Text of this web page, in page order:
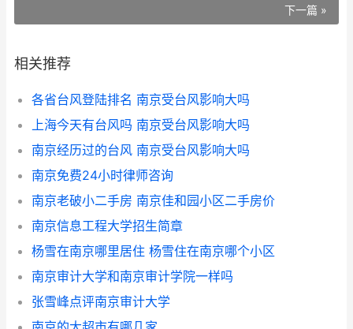
下一篇 »
相关推荐
各省台风登陆排名 南京受台风影响大吗
上海今天有台风吗 南京受台风影响大吗
南京经历过的台风 南京受台风影响大吗
南京免费24小时律师咨询
南京老破小二手房 南京佳和园小区二手房价
南京信息工程大学招生简章
杨雪在南京哪里居住 杨雪住在南京哪个小区
南京审计大学和南京审计学院一样吗
张雪峰点评南京审计大学